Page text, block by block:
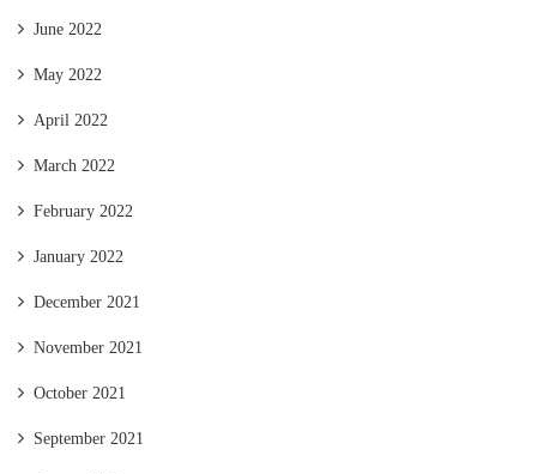
June 2022
May 2022
April 2022
March 2022
February 2022
January 2022
December 2021
November 2021
October 2021
September 2021